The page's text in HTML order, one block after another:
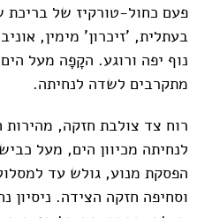
פעם כחול-טורקיז של
בעתלית, 'זיכרון' מימין,
נוף יפה ורוגע. הקָפָה מעל
מתקרבים לשדה לנחיתה.
רוח צד צולבת חזקה,
לנחיתה מכיוון הים, מעל
הפסקת מנוע, גולש עד
וסחיפה חזקה הצידה. ניסיון